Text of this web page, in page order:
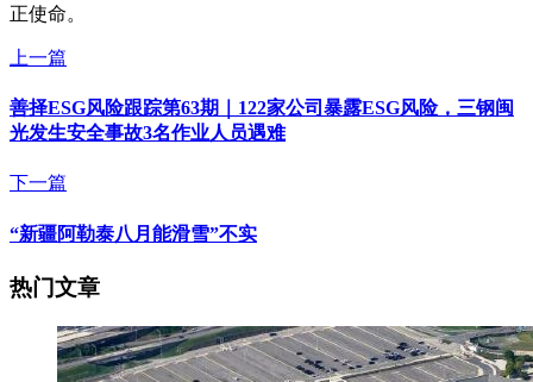
正使命。
上一篇
善择ESG风险跟踪第63期｜122家公司暴露ESG风险，三钢闽
光发生安全事故3名作业人员遇难
下一篇
“新疆阿勒泰八月能滑雪”不实
热门文章